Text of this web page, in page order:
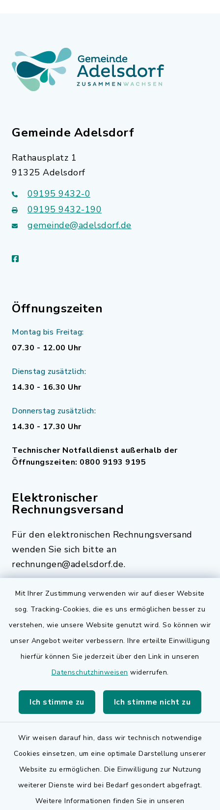
Mit Ihrer Zustimmung verwenden wir auf dieser Website
sog. Tracking-Cookies, die es uns ermöglichen besser zu
verstehen, wie unsere Website genutzt wird. So können wir
unser Angebot weiter verbessern. Ihre erteilte Einwilligung
hierfür können Sie jederzeit über den Link in unseren
Datenschutzhinweisen widerrufen.
Ich stimme zu Ich stimme nicht zu
Wir weisen darauf hin, dass wir technisch notwendige
Cookies einsetzen, um eine optimale Darstellung unserer
Website zu ermöglichen. Die Einwilligung zur Nutzung
weiterer Dienste wird bei Bedarf gesondert abgefragt.
Weitere Informationen finden Sie in unseren
Gemeinde Adelsdorf
Rathausplatz 1
91325 Adelsdorf
09195 9432-0
09195 9432-190
gemeinde@adelsdorf.de
facebook
Öffnungszeiten
Montag bis Freitag:
07.30 - 12.00 Uhr
Dienstag zusätzlich:
14.30 - 16.30 Uhr
Donnerstag zusätzlich:
14.30 - 17.30 Uhr
Technischer Notfalldienst außerhalb der
Öffnungszeiten: 0800 9193 9195
Elektronischer
Rechnungsversand
Für den elektronischen Rechnungsversand
wenden Sie sich bitte an
rechnungen@adelsdorf.de.
Quicklinks
Bauen in Adelsdorf
BayernPortal
Landkreis Erlangen-Höchstadt
Barrierefreiheit